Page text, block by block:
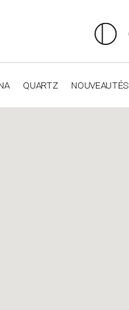
QUARTZ NOUVEAUTÉS